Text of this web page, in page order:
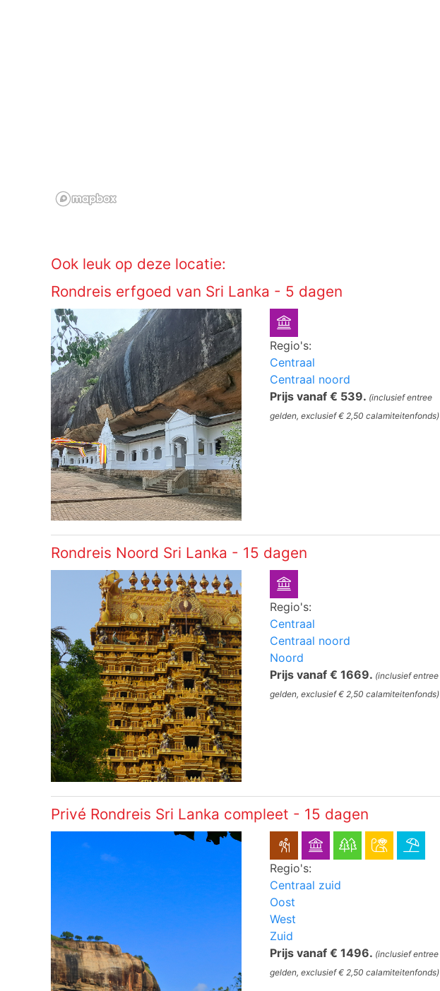
Ook leuk op deze locatie:
Rondreis erfgoed van Sri Lanka - 5 dagen
Regio's:
Centraal
Centraal noord
Prijs vanaf € 539. (inclusief entree
gelden, exclusief € 2,50 calamiteitenfonds)
Rondreis Noord Sri Lanka - 15 dagen
Regio's:
Centraal
Centraal noord
Noord
Prijs vanaf € 1669. (inclusief entree
gelden, exclusief € 2,50 calamiteitenfonds)
Privé Rondreis Sri Lanka compleet - 15 dagen
Regio's:
Centraal zuid
Oost
West
Zuid
Prijs vanaf € 1496. (inclusief entree
gelden, exclusief € 2,50 calamiteitenfonds)